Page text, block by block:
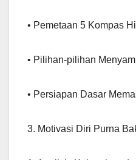
• Pemetaan 5 Kompas
• Pilihan-pilihan
• Persiapan Dasar
3. Motivasi Diri Purna